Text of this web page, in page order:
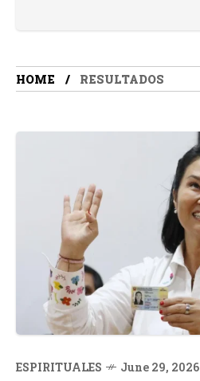
HOME RESULTADOS
ESPIRITUALES June 29, 2026